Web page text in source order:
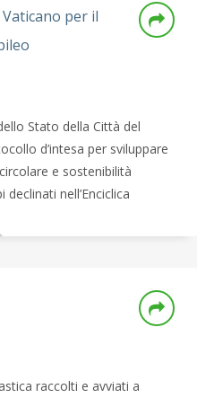
per il
Stato della Città del
d’intesa per sviluppare
e sostenibilità
nell’Enciclica
raccolti e avviati a